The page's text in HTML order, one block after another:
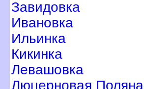
Завидовка
Ивановка
Ильинка
Кикинка
Левашовка
Люцерновая Поляна